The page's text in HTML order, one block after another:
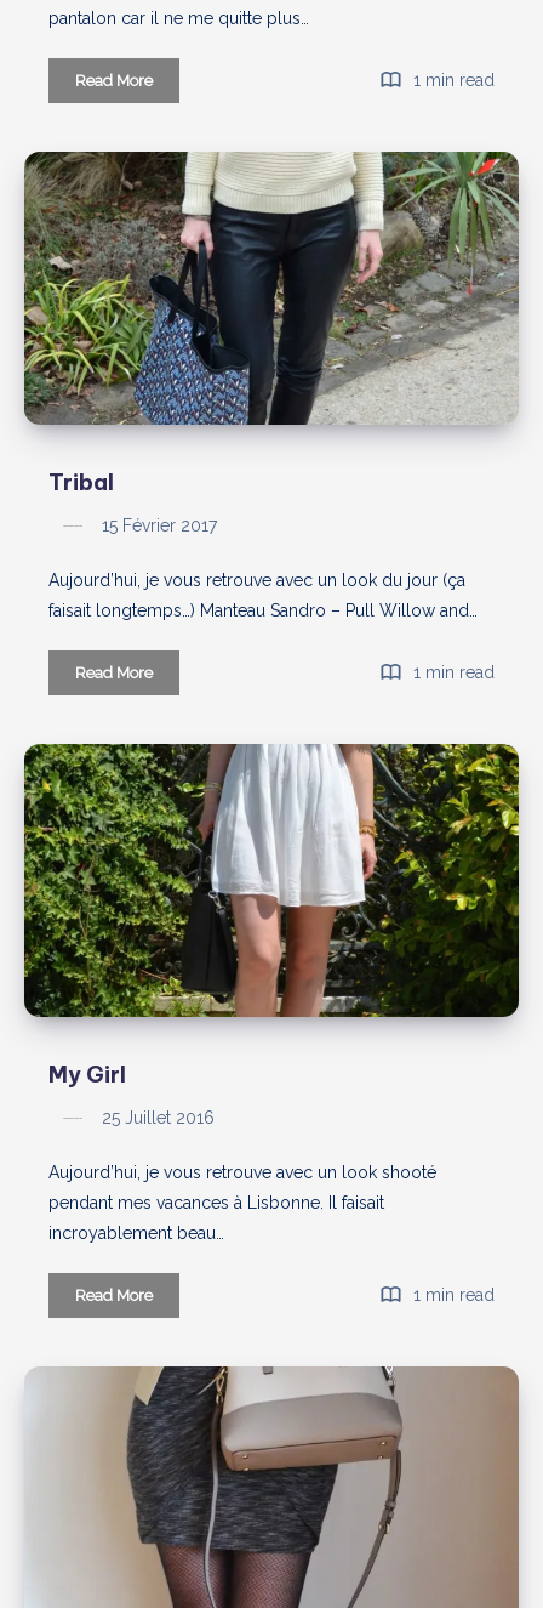
pantalon car il ne me quitte plus…
Read MoreThe
perfect
1 min read
Tribal
15 Février 2017
Aujourd’hui, je vous retrouve avec un look du jour (ça
faisait longtemps…) Manteau Sandro – Pull Willow and…
Read MoreTribal 1 min read
My Girl
25 Juillet 2016
Aujourd’hui, je vous retrouve avec un look shooté
pendant mes vacances à Lisbonne. Il faisait
incroyablement beau…
Read MoreMy
Girl
1 min read